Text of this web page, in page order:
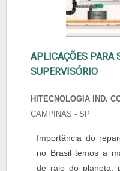
APLICAÇÕES PARA
SUPERVISÓRIO
HITECNOLOGIA IND.
CAMPINAS - SP
Importância do
no Brasil temos a
de raio do planeta,